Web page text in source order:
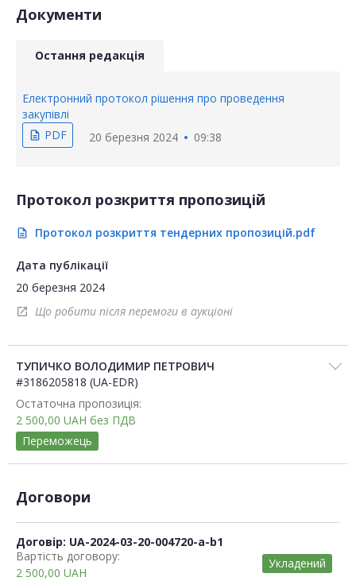
Документи
Остання редакція
Електронний протокол рішення про проведення
закупівлі
description PDF 20 березня 2024 09:38
Протокол розкриття пропозицій
description Протокол розкриття тендерних пропозицій.pdf
Дата публікації
20 березня 2024
open_in_new Що робити після перемоги в аукціоні
ТУПИЧКО ВОЛОДИМИР ПЕТРОВИЧ
#3186205818 (UA-EDR)
Остаточна пропозиція:
2 500,00 UAH без ПДВ
Переможець
Договори
Договір: UA-2024-03-20-004720-a-b1
Вартість договору:
2 500,00 UAH
Укладений